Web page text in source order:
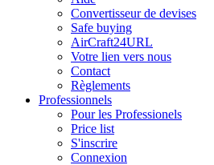
Convertisseur de devises
Safe buying
AirCraft24URL
Votre lien vers nous
Contact
Règlements
Professionnels
Pour les Professionels
Price list
S'inscrire
Connexion